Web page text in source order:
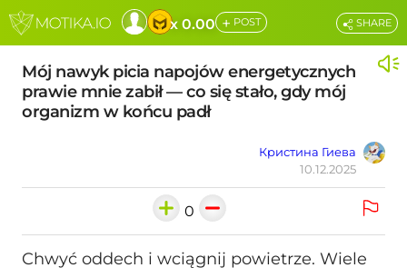
x 0.00 + POST
Mój nawyk picia napojów energetycznych
prawie mnie zabił — co się stało, gdy mój
organizm w końcu padł
Кристина Гиева
10.12.2025
SHARE
0
Chwyć oddech i wciągnij powietrze. Wiele